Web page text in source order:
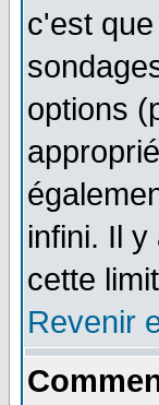
c'est
options
infini. Il
cette
Revenir